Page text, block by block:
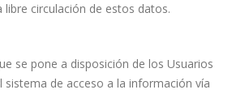
libre circulación de estos datos.
se pone a disposición de los Usuarios
sistema de acceso a la información vía